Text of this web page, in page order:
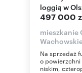
loggią w
497 000
mieszkanie
Na sprzedaż
o powierzchni
niskim,